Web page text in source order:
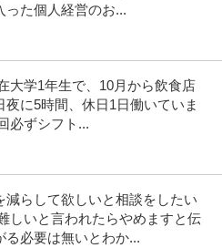
った個人経営のお...
大学1年生で、10月から飲食店
に5時間、休日1日働いていま
必ずシフト...
らして欲しいと相談をしたい
しいと言われたらやめますと伝
る必要は無いとわか...